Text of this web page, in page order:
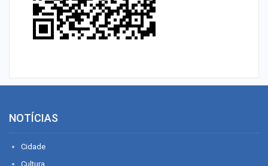
NOTÍCIAS
Cidade
Cultura